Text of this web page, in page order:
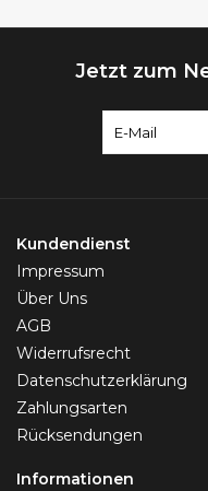
Jetzt zum
Kundendienst
Impressum
Über Uns
AGB
Widerrufsrecht
Datenschutzerklärung
Zahlungsarten
Rücksendungen
Informationen